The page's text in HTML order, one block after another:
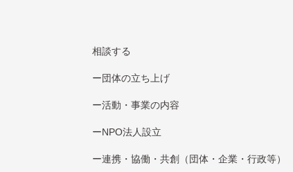
相談する
団体の立ち上げ
活動・事業の内容
NPO法⼈設⽴
連携・協働・共創（団体・企業・⾏政等）